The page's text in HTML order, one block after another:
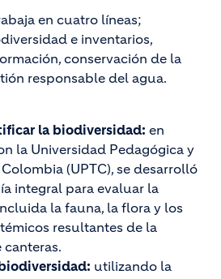
en cuatro líneas;
e inventarios,
conservación de la
responsable del agua.
la biodiversidad: en
la Universidad Pedagógica y
(UPTC), se desarrolló
integral para evaluar la
la fauna, la flora y los
resultantes de la
utilizando la